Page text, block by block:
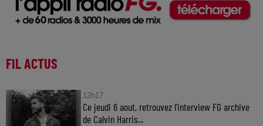
FIL ACTUS
12h17
Ce jeudi 6 aout, retrouvez l'interview FG archive
de Calvin Harris...